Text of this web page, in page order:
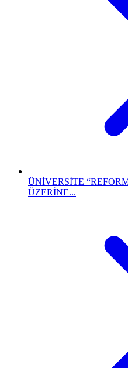
ÜNİVERSİTE
ÜZERİNE...